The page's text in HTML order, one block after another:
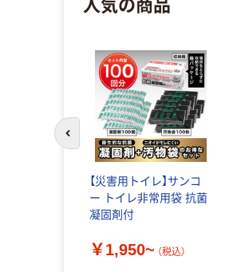
【災害用トイレ】サンコ
ー トイレ非常用袋 抗菌
凝固剤付
￥1,950~ （税込）
前のスライドへ